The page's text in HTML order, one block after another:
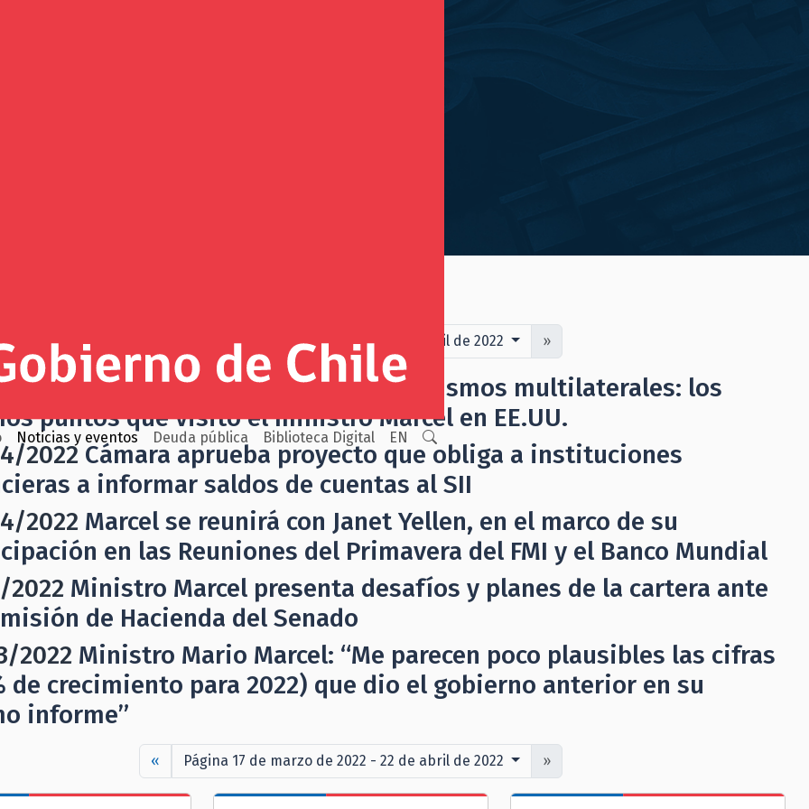
Noticias y eventos Deuda pública Biblioteca Digital EN
Página 17 de marzo de 2022 - 22 de abril de 2022 »
2022 Georgetown University y organismos multilaterales: los
puntos que visitó el ministro Marcel en EE.UU.
2022 Cámara aprueba proyecto que obliga a instituciones
a informar saldos de cuentas al SII
2022 Marcel se reunirá con Janet Yellen, en el marco de su
en las Reuniones del Primavera del FMI y el Banco Mundial
Ministro Marcel presenta desafíos y planes de la cartera ante
de Hacienda del Senado
2022 Ministro Mario Marcel: “Me parecen poco plausibles las cifras
de crecimiento para 2022) que dio el gobierno anterior en su
informe”
« Página 17 de marzo de 2022 - 22 de abril de 2022 »